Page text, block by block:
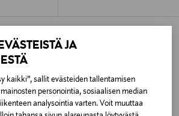
JA
kaikki”, sallit evästeiden tallentamisen
personointia, sosiaalisen median
analysointia varten. Voit muuttaa